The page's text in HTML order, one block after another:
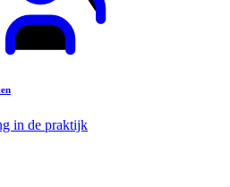
in de praktijk